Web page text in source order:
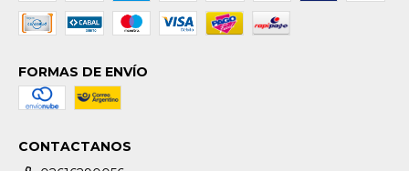
FORMAS DE ENVÍO
CONTACTANOS